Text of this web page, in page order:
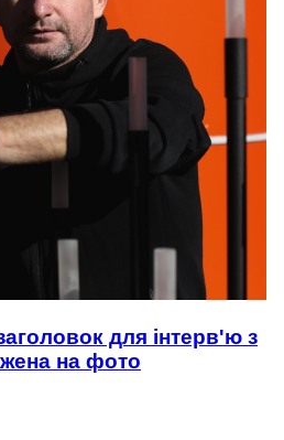
для інтерв'ю з
на фото